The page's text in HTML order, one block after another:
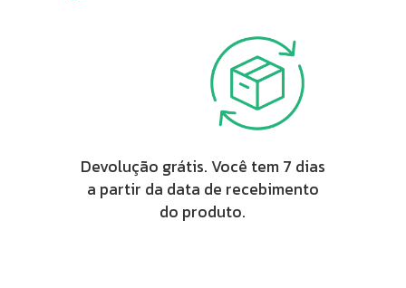
Devolução grátis. Você tem 7 dias
a partir da data de recebimento
do produto.